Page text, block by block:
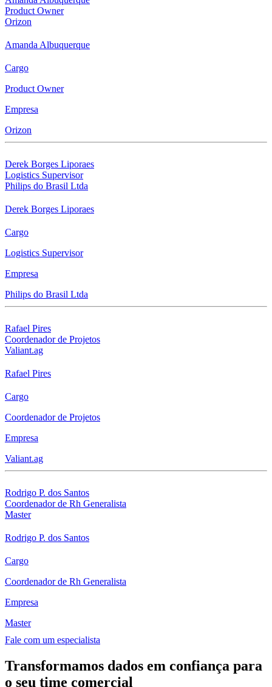
Product Owner
Orizon
Amanda Albuquerque
Cargo
Product Owner
Empresa
Orizon
Derek Borges Liporaes
Logistics Supervisor
Philips do Brasil Ltda
Derek Borges Liporaes
Cargo
Logistics Supervisor
Empresa
Philips do Brasil Ltda
Rafael Pires
Coordenador de Projetos
Valiant.ag
Rafael Pires
Cargo
Coordenador de Projetos
Empresa
Valiant.ag
Rodrigo P. dos Santos
Coordenador de Rh Generalista
Master
Rodrigo P. dos Santos
Cargo
Coordenador de Rh Generalista
Empresa
Master
Fale com um especialista
Transformamos dados em confiança para
o seu time comercial